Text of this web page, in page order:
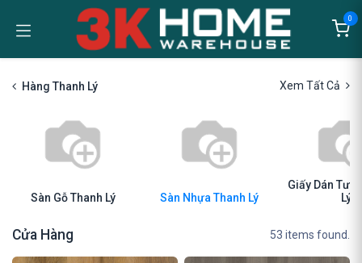
Bỏ qua để đến Nội dung
0
Hàng Thanh Lý Xem Tất Cả
Sàn Gỗ Thanh Lý Sàn Nhựa Thanh Lý
Giấy Dán
Lý
Cửa Hàng 53 items found.